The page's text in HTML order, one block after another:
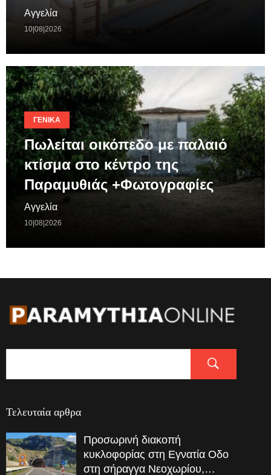
Αγγελία
10|08|2026
ΓΕΝΙΚΆ
Πωλείται οικόπεδο με παλαιό
κτίσμα στο κέντρο της
Παραμυθιάς +Φωτογραφίες
Αγγελία
10|08|2026
Τελευταία αρθρα
Προσωρινή διακοπή
κυκλοφορίας στη Εγνατία Οδο
στη σήραγγα Νεοχωρίου,…